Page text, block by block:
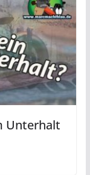
Unterhalt